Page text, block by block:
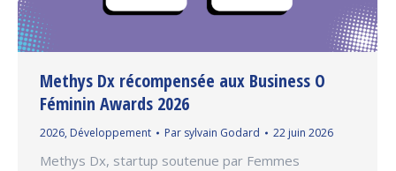
Methys Dx récompensée aux Business O
Féminin Awards 2026
2026, Développement Par sylvain Godard 22 juin 2026
Methys Dx, startup soutenue par Femmes